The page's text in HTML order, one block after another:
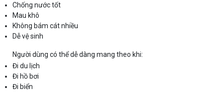
Chống nước tốt
Mau khô
Không bám cát nhiều
Dễ vệ sinh
Người dùng có thể dễ dàng mang theo khi:
Đi du lịch
Đi hồ bơi
Đi biển